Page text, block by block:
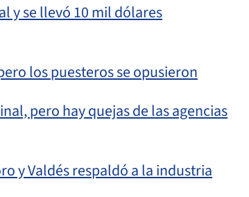
y se llevó 10 mil dólares
los puesteros se opusieron
pero hay quejas de las agencias
y Valdés respaldó a la industria